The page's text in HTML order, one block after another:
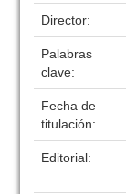
Director:
Palabras
clave:
Fecha de
titulación:
Editorial: